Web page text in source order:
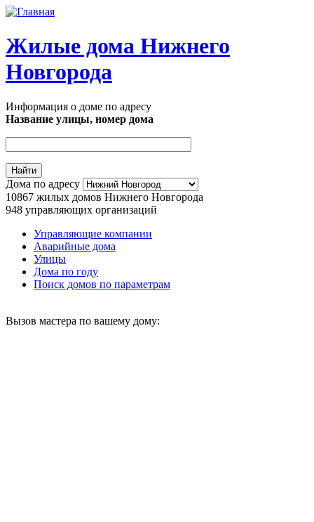
Перейти к основному содержанию
Жилые дома Нижнего
Новгорода
Информация о доме по адресу
Адрес дома
Название улицы, номер дома
Дома по адресу
10867 жилых домов Нижнего Новгорода
948 управляющих организаций
Главное меню
Управляющие компании
Аварийные дома
Улицы
Дома по году
Поиск домов по параметрам
Вызов мастера по вашему дому: